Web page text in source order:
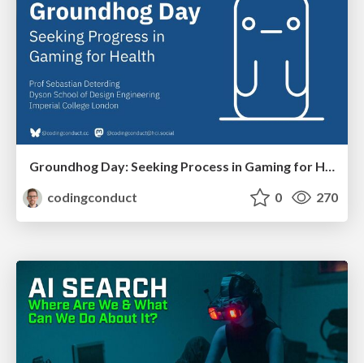
Groundhog Day: Seeking Process in Gaming for Health
codingconduct
0 270